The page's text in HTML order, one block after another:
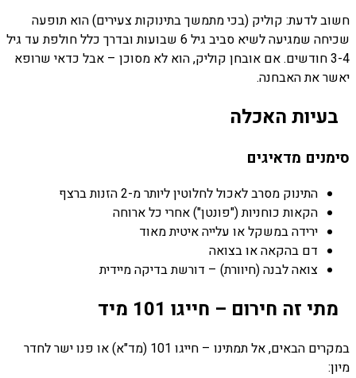
חשוב לדעת: קוליק (בכי מתמשך בתינוקות צעירים) הוא תופעה
שכיחה שמגיעה לשיא סביב גיל 6 שבועות ובדרך כלל חולפת עד גיל
3-4 חודשים. אם אובחן קוליק, הוא לא מסוכן – אבל כדאי שרופא
יאשר את האבחנה.
בעיות האכלה
סימנים מדאיגים
התינוק מסרב לאכול לחלוטין ליותר מ-2 הזנות ברצף
הקאות כוחניות ("פונטן") אחרי כל ארוחה
ירידה במשקל או עלייה איטית מאוד
דם בהקאה או בצואה
צואה לבנה (חיוורת) – דורשת בדיקה מיידית
מתי זה חירום – חייגו 101 מיד
במקרים הבאים, אל תמתינו – חייגו 101 (מד"א) או פנו ישר לחדר
מיון: